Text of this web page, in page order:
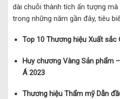
dài chuỗi thành tích ấn tượng
trong những năm gần đây, tiêu
Top 10 Thương hiệu Xuất sắc
Huy chương Vàng Sản phẩm
Á 2023
Thương hiệu Thẩm mỹ Dẫn